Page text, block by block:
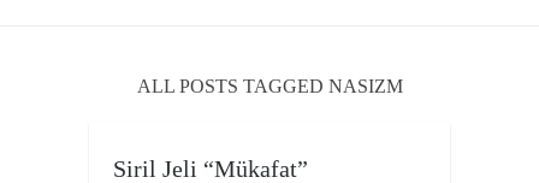
ALL POSTS TAGGED NASIZM
Siril Jeli “Mükafat”